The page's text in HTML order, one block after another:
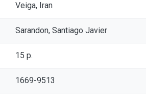
Veiga, Iran
Sarandon, Santiago Javier
15 p.
1669-9513